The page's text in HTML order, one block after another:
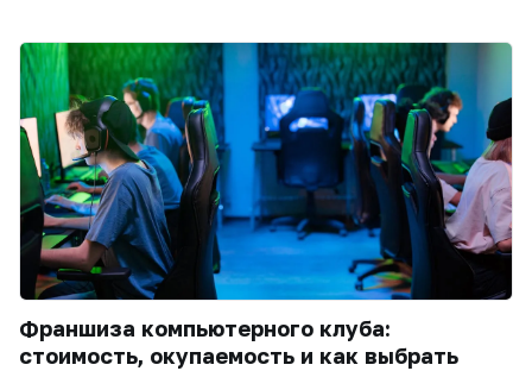
Франшиза компьютерного клуба:
стоимость, окупаемость и как выбрать